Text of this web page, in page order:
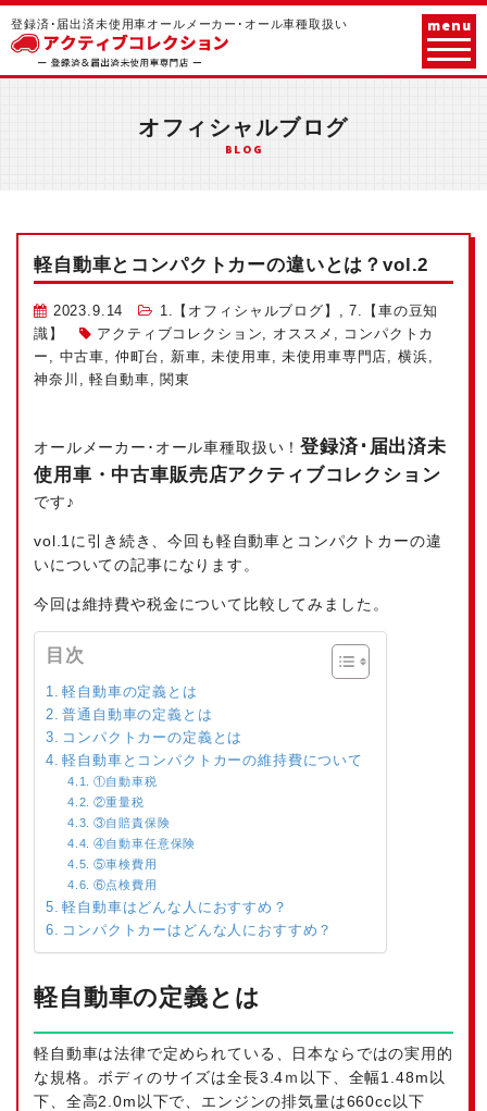
登録済･届出済未使用車オールメーカー･オール車種取扱い menu
オフィシャルブログ
BLOG
軽自動車とコンパクトカーの違いとは？vol.2
2023.9.14 1.【オフィシャルブログ】 , 7.【車の豆知
識】
アクティブコレクション, オススメ , コンパクトカ
ー , 中古車, 仲町台 , 新車,未使用車,未使用車専門店 , 横浜,
神奈川 ,軽自動車, 関東
オールメーカー･オール車種取扱い！登録済･届出済未
使用車・中古車販売店アクティブコレクション
です♪
vol.1に引き続き、今回も軽自動車とコンパクトカーの違
いについての記事になります。
今回は維持費や税金について比較してみました。
目次
軽自動車の定義とは
普通自動車の定義とは
コンパクトカーの定義とは
軽自動車とコンパクトカーの維持費について
①自動車税
②重量税
③自賠責保険
④自動車任意保険
⑤車検費用
⑥点検費用
軽自動車はどんな人におすすめ？
コンパクトカーはどんな人におすすめ？
軽自動車の定義とは
軽自動車は法律で定められている、日本ならではの実用的
な規格。ボディのサイズは全長3.4ｍ以下、全幅1.48m以
下、全高2.0m以下で、エンジンの排気量は660cc以下